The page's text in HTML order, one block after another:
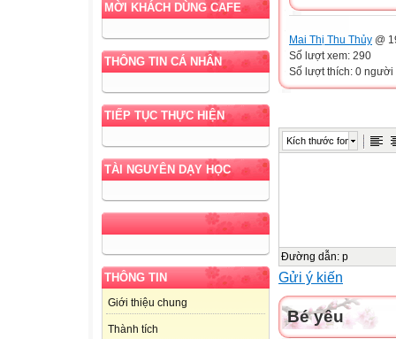
MỜI KHÁCH DÙNG CAFE
THÔNG TIN CÁ NHÂN
TIẾP TỤC THỰC HIỆN
TÀI NGUYÊN DẠY HỌC
THÔNG TIN
Giới thiệu chung
Thành tích
Mai Thị Thu Thủy @
Số lượt xem: 290
Số lượt thích: 0 người
Kích thước font
Đường dẫn: p
Gửi ý kiến
Bé yêu